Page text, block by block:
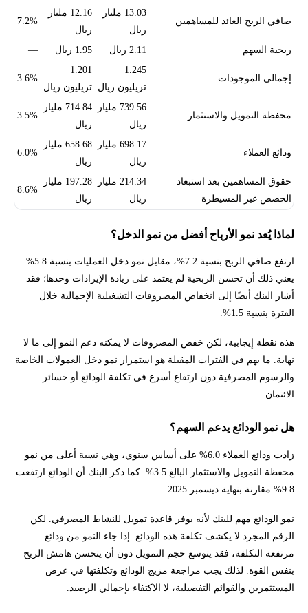
صافي الربح العائد للمساهمين
13.03 مليار
ريال
12.16 مليار
ريال
7.2%
ربحية السهم 2.11 ريال 1.95 ريال —
إجمالي الموجودات
1.245
تريليون ريال
1.201
تريليون ريال
3.6%
محفظة التمويل والاستثمار
739.56 مليار
ريال
714.84 مليار
ريال
3.5%
ودائع العملاء
698.17 مليار
ريال
658.68 مليار
ريال
6.0%
حقوق المساهمين بعد استبعاد
الحصص غير المسيطرة
214.34 مليار
ريال
197.28 مليار
ريال
8.6%
لماذا يُعد نمو الأرباح أفضل من نمو الدخل؟
ارتفع صافي الربح بنسبة 7.2%، مقابل نمو دخل العمليات بنسبة 5.8%.
يعني ذلك أن تحسن الربحية لم يعتمد على زيادة الإيرادات وحدها؛ فقد
أشار البنك أيضًا إلى انخفاض المصروفات التشغيلية الإجمالية خلال
الفترة بنسبة 1.5%.
هذه نقطة إيجابية، لكن خفض المصروفات لا يمكنه دعم النمو إلى ما لا
نهاية. ما يهم في الفترات المقبلة هو استمرار نمو دخل العمولات الخاصة
والرسوم المصرفية دون ارتفاع أسرع في تكلفة الودائع أو خسائر
الائتمان.
هل نمو الودائع يدعم السهم؟
زادت ودائع العملاء 6.0% على أساس سنوي، وهي نسبة أعلى من نمو
محفظة التمويل والاستثمار البالغ 3.5%. كما ذكر البنك أن الودائع ارتفعت
9.8% مقارنة بنهاية ديسمبر 2025.
نمو الودائع مهم للبنك لأنه يوفر قاعدة تمويل للنشاط المصرفي. لكن
الرقم المجرد لا يكشف تكلفة هذه الودائع. إذا جاء النمو من ودائع
مرتفعة التكلفة، فقد يتوسع حجم التمويل دون أن يتحسن هامش الربح
بنفس القوة. لذلك يجب مراجعة مزيج الودائع وتكلفتها في عرض
المستثمرين والقوائم التفصيلية، لا الاكتفاء بإجمالي الرصيد.